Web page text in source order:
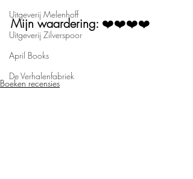
Uitgeverij Melenhoff
Uitgeverij Zilverspoor
April Books
De Verhalenfabriek
Mijn waardering: ❤️❤️❤️❤️
Boeken recensies